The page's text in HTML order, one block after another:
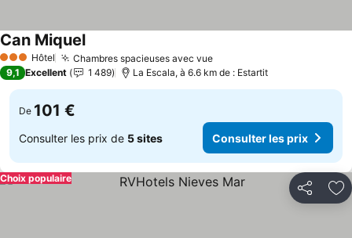
3 ÉtoilesHôtel Chambres spacieuses avec vueConsulter les prix
Can MiquelConsulter les prix
9,1 Excellent 1 489 La Escala, à 6.6 km de : Estartit
De 101 €
Consulter les prix de 5 sites Consulter les prix
Partager
Choix populaire